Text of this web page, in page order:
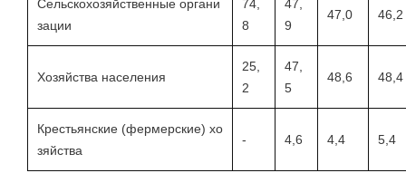
Сельскохозяйственные органи
зации
74,
8
47,
9
47,0 46,2
Хозяйства населения
25,
2
47,
5
48,6 48,4
Крестьянские (фермерские) хо
зяйства
- 4,6 4,4 5,4